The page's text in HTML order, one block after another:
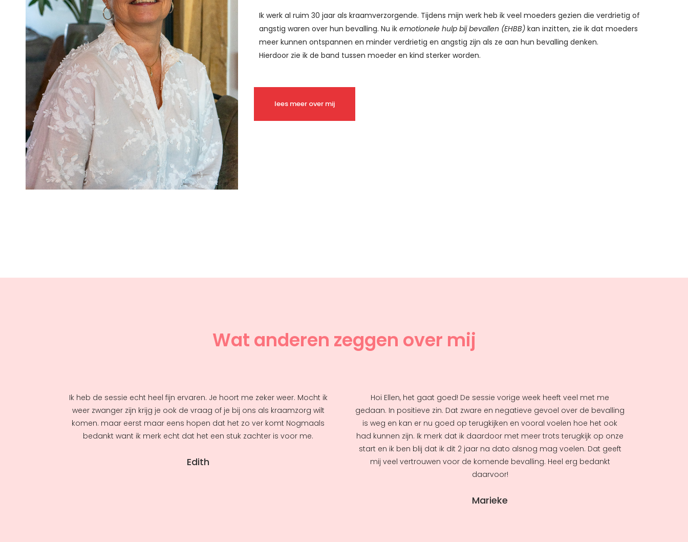
Ik werk al ruim 30 jaar als kraamverzorgende. Tijdens mijn werk heb ik veel moeders gezien die verdrietig of
angstig waren over hun bevalling. Nu ikemotionele hulp bij bevallen (EHBB)kan inzitten, zie ik dat moeders
meer kunnen ontspannen en minder verdrietig en angstig zijn als ze aan hun bevalling denken.
Hierdoor zie ik de band tussen moeder en kind sterker worden.
lees meer over mij
Wat anderen zeggen over mij
Ik heb de sessie echt heel fijn ervaren. Je hoort me zeker weer. Mocht ik
weer zwanger zijn krijg je ook de vraag of je bij ons als kraamzorg wilt
komen. maar eerst maar eens hopen dat het zo ver komt Nogmaals
bedankt want ik merk echt dat het een stuk zachter is voor me.
Edith
Hoi Ellen, het gaat goed! De sessie vorige week heeft veel met me
gedaan. In positieve zin. Dat zware en negatieve gevoel over de bevalling
is weg en kan er nu goed op terugkijken en vooral voelen hoe het ook
had kunnen zijn. Ik merk dat ik daardoor met meer trots terugkijk op onze
start en ik ben blij dat ik dit 2 jaar na dato alsnog mag voelen. Dat geeft
mij veel vertrouwen voor de komende bevalling. Heel erg bedankt
daarvoor!
Marieke